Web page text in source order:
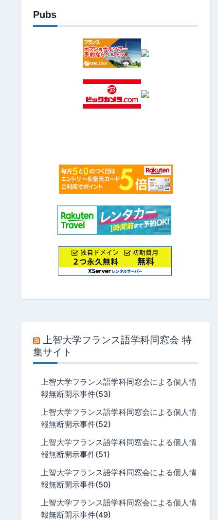
Pubs
上智大学フランス語学科同窓会 特
集サイト
上智大学フランス語学科同窓会による個人情
報無断開示事件(53)
上智大学フランス語学科同窓会による個人情
報無断開示事件(52)
上智大学フランス語学科同窓会による個人情
報無断開示事件(51)
上智大学フランス語学科同窓会による個人情
報無断開示事件(50)
上智大学フランス語学科同窓会による個人情
報無断開示事件(49)